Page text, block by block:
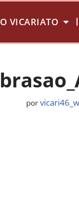
O VICARIATO
por